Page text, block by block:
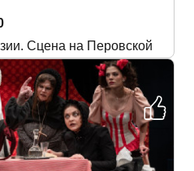
Сцена на Перовской